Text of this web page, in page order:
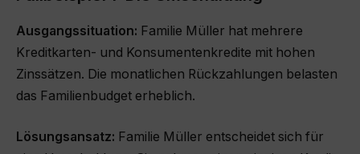
Ausgangssituation: Familie Müller hat mehrere
Kreditkarten- und Konsumentenkredite mit hohen
Zinssätzen. Die monatlichen Rückzahlungen belasten
das Familienbudget erheblich.
Lösungsansatz: Familie Müller entscheidet sich für